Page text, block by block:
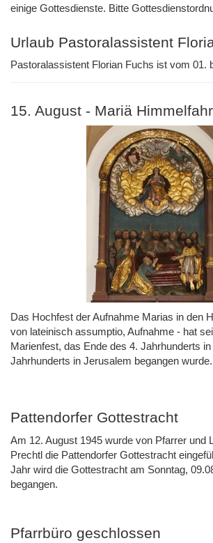
einige Gottesdienste. Bitte
Urlaub Pastoralassistent
Pastoralassistent Florian Fuchs ist vom 01.
15. August - Mariä
Das Hochfest der Aufnahme Marias in den
von lateinisch assumptio, Aufnahme - hat
Marienfest, das Ende des 4. Jahrhunderts
Jahrhunderts in Jerusalem begangen wurde.
Pattendorfer Gottestracht
Am 12. August 1945 wurde von Pfarrer und
Prechtl die Pattendorfer Gottestracht
Jahr wird die Gottestracht am Sonntag,
begangen.
Pfarrbüro geschlossen